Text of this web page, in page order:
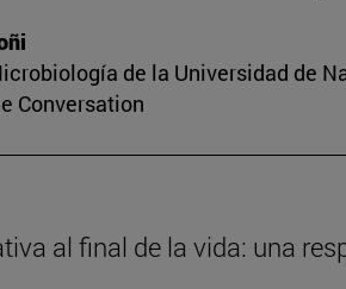
de la Universidad de
Conversation
al final de la vida: una